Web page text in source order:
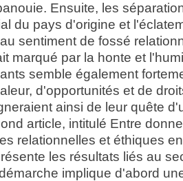
Ensuite, les
du pays d'origine et
sentiment de fossé
marqué par la honte et
semble également
d'opportunités et de
ainsi de leur quête
article, intitulé Entre
relationnelles et éthiques
les résultats liés au
implique d'abord